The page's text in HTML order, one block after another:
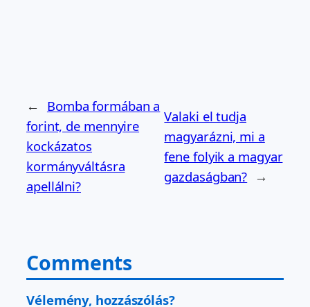
← Bomba formában a
forint, de mennyire
kockázatos
kormányváltásra
apellálni?
Valaki el tudja
magyarázni, mi a
fene folyik a magyar
gazdaságban? →
Comments
Vélemény, hozzászólás?